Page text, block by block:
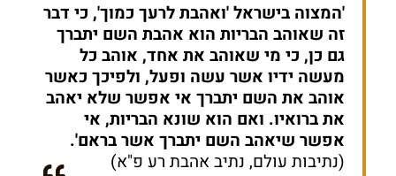
'המצוה בישראל 'ואהבת לרעך כמוך', כי דבר
זה שאוהב הבריות הוא אהבת השם יתברך
גם כן, כי מי שאוהב את אחד, אוהב כל
מעשה ידיו אשר עשה ופעל, ולפיכך כאשר
אוהב את השם יתברך אי אפשר שלא יאהב
את ברואיו. ואם הוא שונא הבריות, אי
אפשר שיאהב השם יתברך אשר בראם'.
(נתיבות עולם, נתיב אהבת רע פ"א)